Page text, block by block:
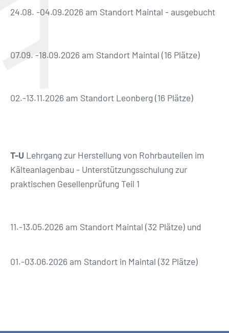
24.08. -04.09.2026 am Standort Maintal - ausgebucht
07.09. -18.09.2026 am Standort Maintal (16 Plätze)
02.-13.11.2026 am Standort Leonberg (16 Plätze)
T-U Lehrgang zur Herstellung von Rohrbauteilen im
Kälteanlagenbau - Unterstützungsschulung zur
praktischen Gesellenprüfung Teil 1
11.-13.05.2026 am Standort Maintal (32 Plätze) und
01.-03.06.2026 am Standort in Maintal (32 Plätze)